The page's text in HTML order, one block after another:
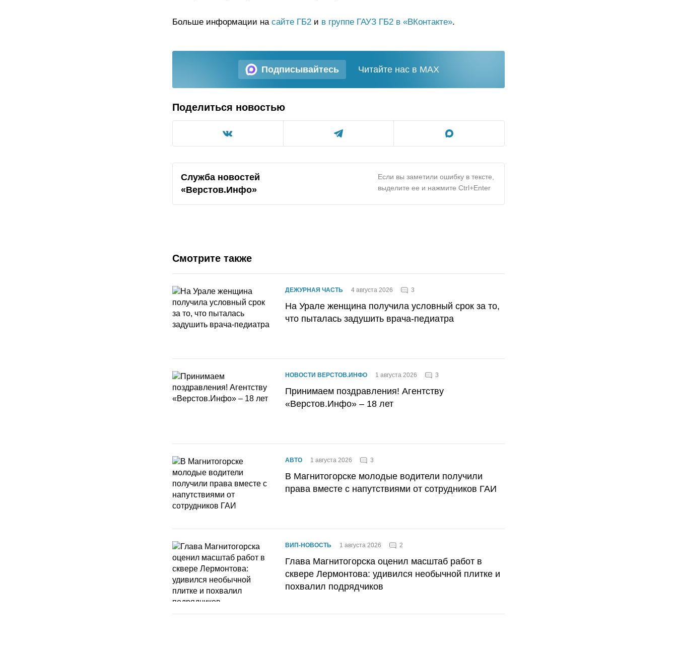
Больше информации на сайте ГБ2 и в группе ГАУЗ ГБ2 в «ВКонтакте».
Подписывайтесь Читайте нас в MAX
Поделиться новостью
Служба новостей
«Верстов.Инфо»
Если вы заметили ошибку в тексте,
выделите ее и нажмите Ctrl+Enter
Смотрите также
ДЕЖУРНАЯ ЧАСТЬ 4 августа 2026 3
На Урале женщина получила условный срок за то,
что пыталась задушить врача-педиатра
НОВОСТИ ВЕРСТОВ.ИНФО 1 августа 2026 3
Принимаем поздравления! Агентству
«Верстов.Инфо» – 18 лет
АВТО 1 августа 2026 3
В Магнитогорске молодые водители получили
права вместе с напутствиями от сотрудников ГАИ
ВИП-НОВОСТЬ 1 августа 2026 2
Глава Магнитогорска оценил масштаб работ в
сквере Лермонтова: удивился необычной плитке и
похвалил подрядчиков